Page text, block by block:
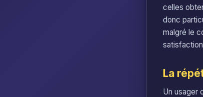
celles
donc
malgré le
La
Un usager